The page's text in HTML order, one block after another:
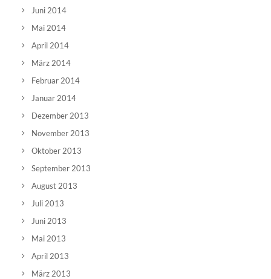
Juni 2014
Mai 2014
April 2014
März 2014
Februar 2014
Januar 2014
Dezember 2013
November 2013
Oktober 2013
September 2013
August 2013
Juli 2013
Juni 2013
Mai 2013
April 2013
März 2013